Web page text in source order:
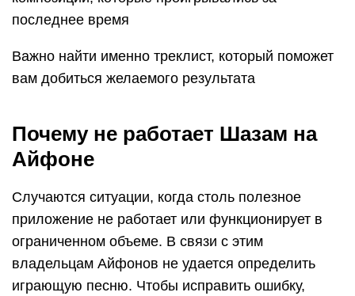
последнее время
Важно найти именно треклист, который поможет
вам добиться желаемого результата
Почему не работает Шазам на
Айфоне
Случаются ситуации, когда столь полезное
приложение не работает или функционирует в
ограниченном объеме. В связи с этим
владельцам Айфонов не удается определить
играющую песню. Чтобы исправить ошибку,